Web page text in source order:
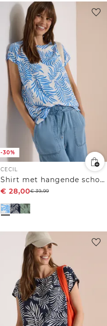
-30%
CECIL
Shirt met hangende schouder en print
€ 28,00€39,99